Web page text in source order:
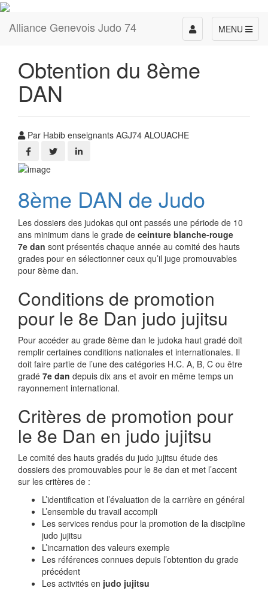
Alliance Genevois Judo 74 MENU
Toggle
navigation
Obtention du 8ème
DAN
Par Habib enseignants AGJ74 ALOUACHE
8ème DAN de Judo
Les dossiers des judokas qui ont passés une période de 10
ans minimum dans le grade de ceinture blanche-rouge
7e dan sont présentés chaque année au comité des hauts
grades pour en sélectionner ceux qu’il juge promouvables
pour 8ème dan.
Conditions de promotion
pour le 8e Dan judo jujitsu
Pour accéder au grade 8ème dan le judoka haut gradé doit
remplir certaines conditions nationales et internationales. Il
doit faire partie de l’une des catégories H.C. A, B, C ou être
gradé 7e dan depuis dix ans et avoir en même temps un
rayonnement international.
Critères de promotion pour
le 8e Dan en judo jujitsu
Le comité des hauts gradés du judo jujitsu étude des
dossiers des promouvables pour le 8e dan et met l’accent
sur les critères de :
L’identification et l’évaluation de la carrière en général
L’ensemble du travail accompli
Les services rendus pour la promotion de la discipline
judo jujitsu
L’incarnation des valeurs exemple
Les références connues depuis l’obtention du grade
précédent
Les activités en judo jujitsu